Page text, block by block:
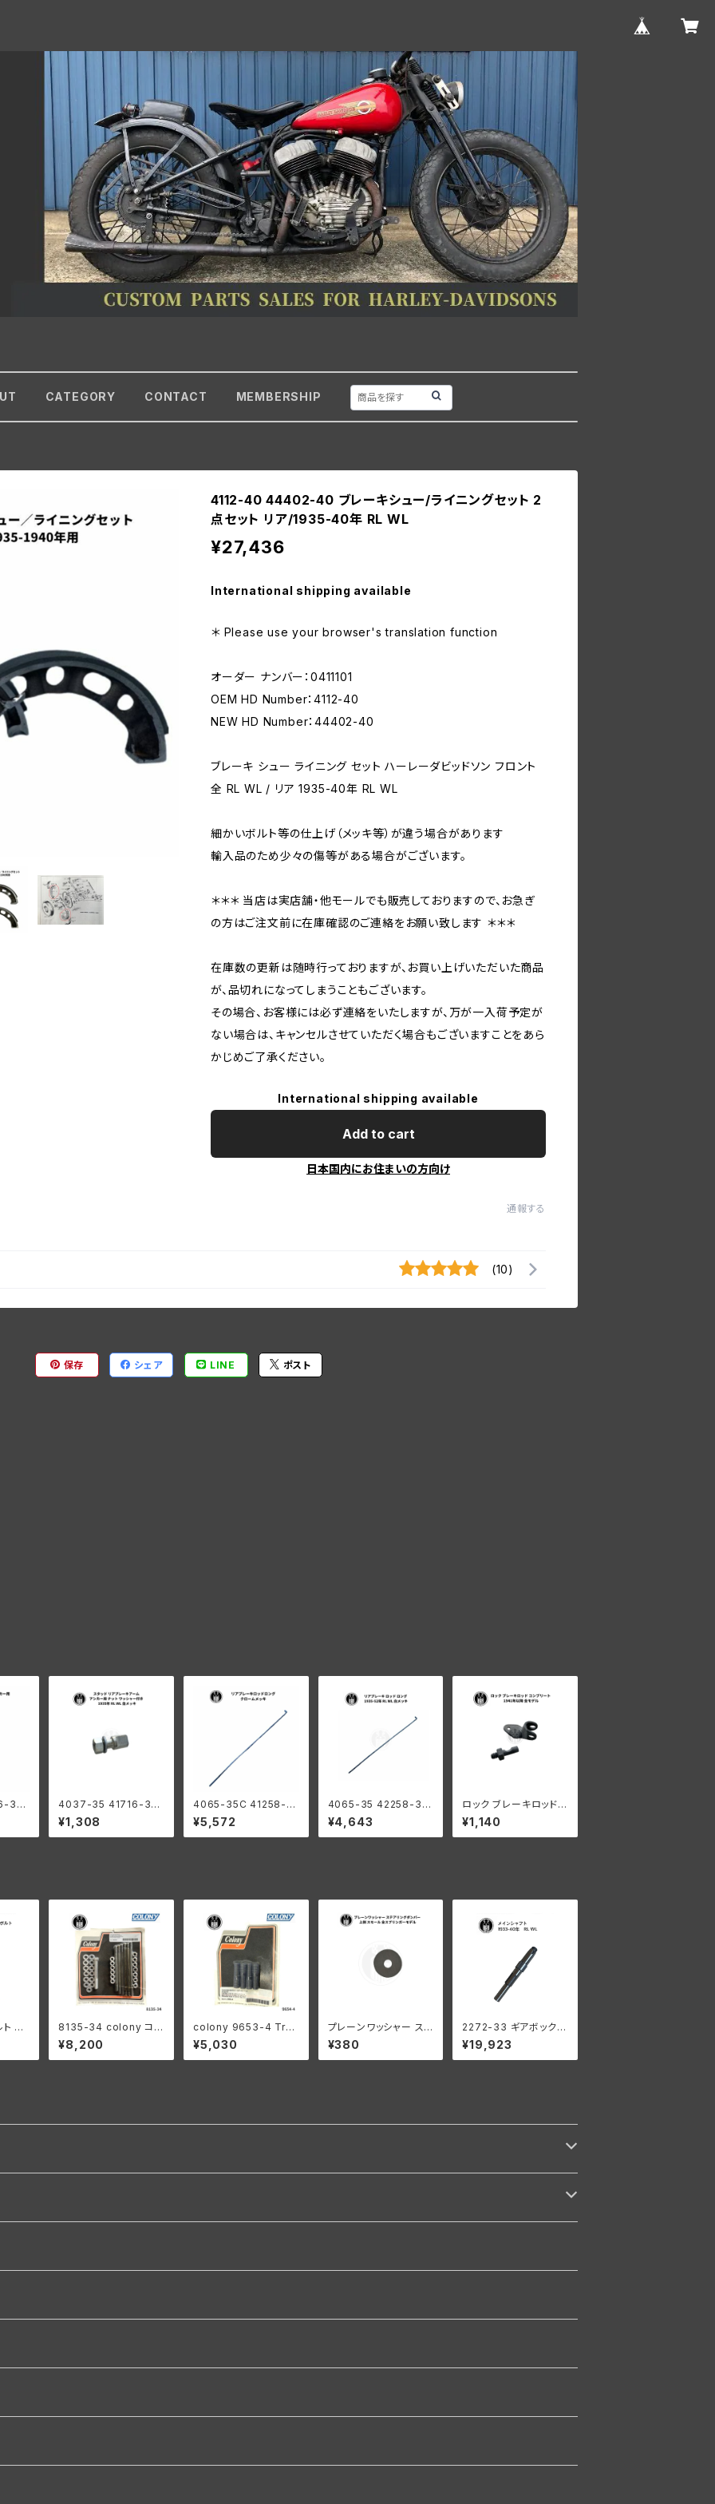
CATEGORY CONTACT MEMBERSHIP
4112-40 44402-40 ブレーキシュー/ライニングセット 2
点セット リア/1935-40年 RL WL
¥27,436
International shipping available
＊ Please use your browser's translation function
オーダー ナンバー：0411101
OEM HD Number：4112-40
NEW HD Number：44402-40
ブレーキ シュー ライニング セット ハーレーダビッドソン フロント
全 RL WL / リア 1935-40年 RL WL
細かいボルト等の仕上げ（メッキ等）が違う場合があります
輸入品のため少々の傷等がある場合がございます。
＊＊＊ 当店は実店舗・他モールでも販売しておりますので、お急ぎ
の方はご注文前に在庫確認のご連絡をお願い致します ＊＊＊
在庫数の更新は随時行っておりますが、お買い上げいただいた商品
が、品切れになってしまうこともございます。
その場合、お客様には必ず連絡をいたしますが、万が一入荷予定が
ない場合は、キャンセルさせていただく場合もございますことをあら
かじめご了承ください。
International shipping available
Add to cart
日本国内にお住まいの方向け
通報する
(10)
保存 シェア LINE ポスト
35
ーレ
4037-35 41716-35
スタッド リアブレーキア
ーム アンカー用 ナット
ワッシャー付き ハーレ
¥1,308
4065-35C 41258-3
5C リアブレーキ ロッド
ロング ハーレーダビッ
ドソン 1935-52年 RL
¥5,572
4065-35 42258-35
リアブレーキ ロッド ロ
ング ハーレーダビッドソ
ン 1935-52年 RL WL
¥4,643
ロック ブレーキロッド
コンプリート ハーレー
ダビッドソン 1941年以
降 全モデル
¥1,140
2
8135-34 colony コロ
ニー カドミメッキ ファス
ナー モーターケース キ
ット ハーレーダビッドソ
¥8,200
colony 9653-4 Tran
smission case bott
om stud kit
¥5,030
プレーンワッシャー ステ
アリングダンパー 上側
スモール ハーレーダビ
ッドソン 全スプリンガー
¥380
2272-33 ギアボックス
メインシャフト 1933-1
940年
¥19,923